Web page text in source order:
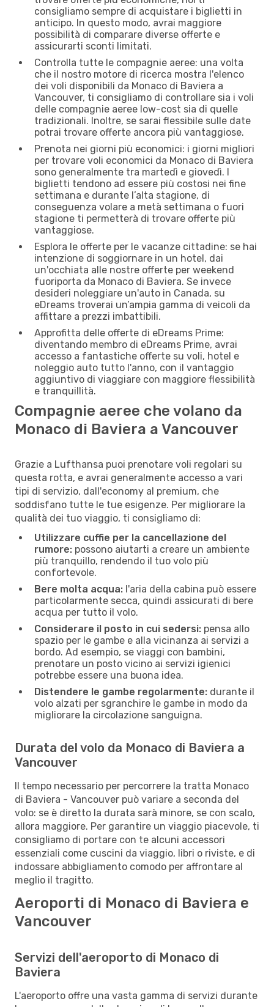
consigliamo sempre di acquistare i biglietti in
anticipo. In questo modo, avrai maggiore
possibilità di comparare diverse offerte e
assicurarti sconti limitati.
Controlla tutte le compagnie aeree: una volta
che il nostro motore di ricerca mostra l'elenco
dei voli disponibili da Monaco di Baviera a
Vancouver, ti consigliamo di controllare sia i voli
delle compagnie aeree low-cost sia di quelle
tradizionali. Inoltre, se sarai flessibile sulle date
potrai trovare offerte ancora più vantaggiose.
Prenota nei giorni più economici: i giorni migliori
per trovare voli economici da Monaco di Baviera
sono generalmente tra martedì e giovedì. I
biglietti tendono ad essere più costosi nei fine
settimana e durante l’alta stagione, di
conseguenza volare a metà settimana o fuori
stagione ti permetterà di trovare offerte più
vantaggiose.
Esplora le offerte per le vacanze cittadine: se hai
intenzione di soggiornare in un hotel, dai
un'occhiata alle nostre offerte per weekend
fuoriporta da Monaco di Baviera. Se invece
desideri noleggiare un'auto in Canada, su
eDreams troverai un’ampia gamma di veicoli da
affittare a prezzi imbattibili.
Approfitta delle offerte di eDreams Prime:
diventando membro di eDreams Prime, avrai
accesso a fantastiche offerte su voli, hotel e
noleggio auto tutto l'anno, con il vantaggio
aggiuntivo di viaggiare con maggiore flessibilità
e tranquillità.
Compagnie aeree che volano da
Monaco di Baviera a Vancouver
Grazie a Lufthansa puoi prenotare voli regolari su
questa rotta, e avrai generalmente accesso a vari
tipi di servizio, dall'economy al premium, che
soddisfano tutte le tue esigenze. Per migliorare la
qualità dei tuo viaggio, ti consigliamo di:
Utilizzare cuffie per la cancellazione del
rumore: possono aiutarti a creare un ambiente
più tranquillo, rendendo il tuo volo più
confortevole.
Bere molta acqua: l'aria della cabina può essere
particolarmente secca, quindi assicurati di bere
acqua per tutto il volo.
Considerare il posto in cui sedersi: pensa allo
spazio per le gambe e alla vicinanza ai servizi a
bordo. Ad esempio, se viaggi con bambini,
prenotare un posto vicino ai servizi igienici
potrebbe essere una buona idea.
Distendere le gambe regolarmente: durante il
volo alzati per sgranchire le gambe in modo da
migliorare la circolazione sanguigna.
Durata del volo da Monaco di Baviera a
Vancouver
Il tempo necessario per percorrere la tratta Monaco
di Baviera - Vancouver può variare a seconda del
volo: se è diretto la durata sarà minore, se con scalo,
allora maggiore. Per garantire un viaggio piacevole, ti
consigliamo di portare con te alcuni accessori
essenziali come cuscini da viaggio, libri o riviste, e di
indossare abbigliamento comodo per affrontare al
meglio il tragitto.
Aeroporti di Monaco di Baviera e
Vancouver
Servizi dell'aeroporto di Monaco di
Baviera
L'aeroporto offre una vasta gamma di servizi durante